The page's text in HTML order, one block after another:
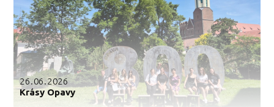
26.06.2026
Krásy Opavy